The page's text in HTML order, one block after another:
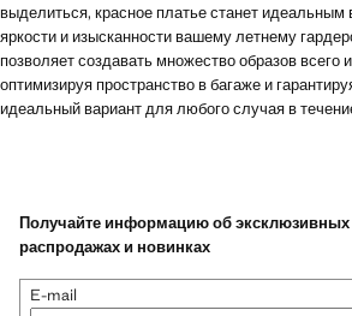
выделиться, красное платье станет
яркости и изысканности вашему летнему
позволяет создавать множество образов всего
оптимизируя пространство в багаже ​​и
идеальный вариант для любого случая в
Получайте информацию об эксклюзивных
распродажах и новинках
E-mail